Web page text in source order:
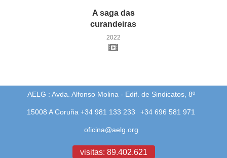
A saga das
curandeiras
2022
AELG : Avda. Alfonso Molina - Edif. de Sindicatos, 8º
15008 A Coruña +34 981 133 233 +34 696 581 971
oficina@aelg.org
visitas: 89.402.621